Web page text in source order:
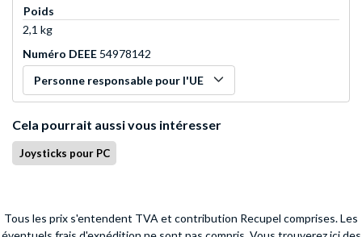
Poids
2,1 kg
Numéro DEEE 54978142
Personne responsable pour l'UE
Cela pourrait aussi vous intéresser
Joysticks pour PC
Tous les prix s'entendent TVA et contribution Recupel comprises. Les